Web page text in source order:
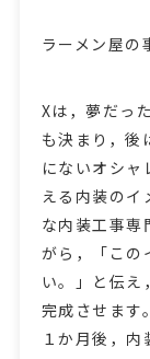
ラーメン屋の
Xは，夢だっ
も決まり，後
にないオシャ
える内装のイ
な内装工事専
がら，「この
い。」と伝え
完成させます
１か月後，内